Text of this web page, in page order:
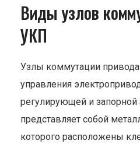
Виды узлов
УКП
Узлы коммутации
управления
регулирующей и запорной
представляет собой
которого расположены